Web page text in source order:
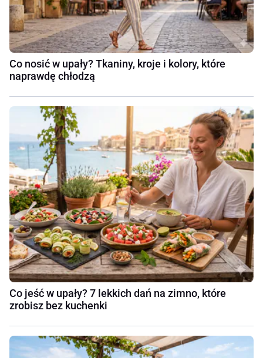
Co nosić w upały? Tkaniny, kroje i kolory, które
naprawdę chłodzą
Co jeść w upały? 7 lekkich dań na zimno, które
zrobisz bez kuchenki